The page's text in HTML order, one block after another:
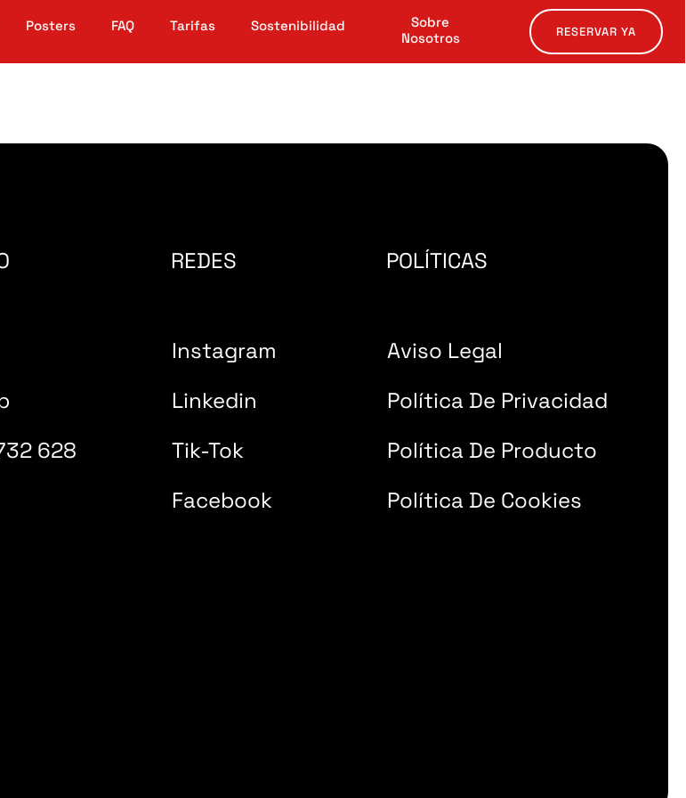
Posters FAQ Tarifas Sostenibilidad
Sobre
Nosotros
RESERVAR YA
628
REDES
Instagram
Linkedin
Tik-Tok
Facebook
POLÍTICAS
Aviso Legal
Política De Privacidad
Política De Producto
Política De Cookies